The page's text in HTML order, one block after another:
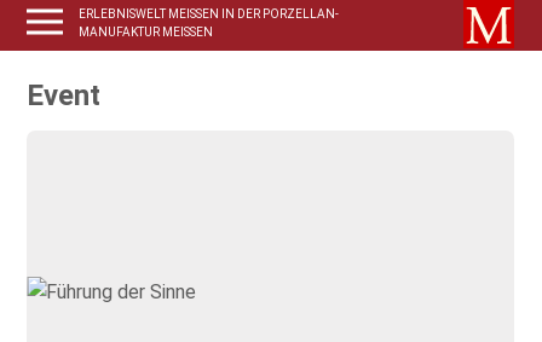
ERLEBNISWELT MEISSEN IN DER PORZELLAN-
MANUFAKTUR MEISSEN
Event